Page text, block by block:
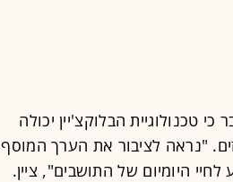
הבלוקצ'יין יכולה
"נראה לציבור את הערך המוסף
היומיום של התושבים", ציין.